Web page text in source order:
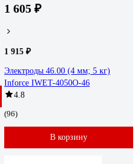
1 605 ₽
1 915 ₽
Электроды 46.00 (4 мм; 5 кг)
Inforce IWET-4050O-46
4.8
(96)
В корзину